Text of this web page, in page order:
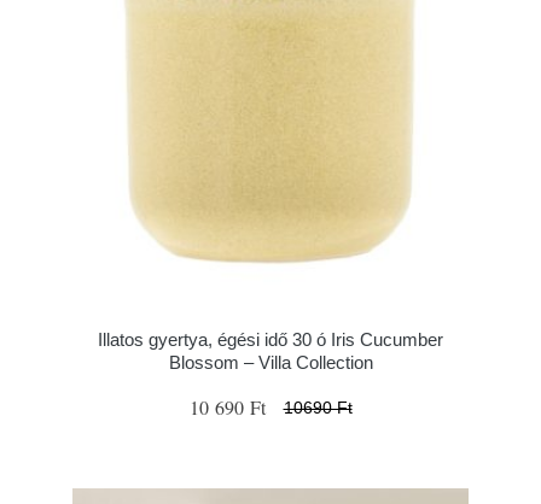
Illatos gyertya, égési idő 30 ó Iris Cucumber
Blossom – Villa Collection
10 690 Ft 10690 Ft